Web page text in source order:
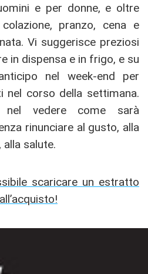
e per donne, e oltre
pranzo, cena e
Vi suggerisce preziosi
in dispensa e in frigo, e su
nel week-end per
nel corso della settimana.
nel vedere come sarà
rinunciare al gusto, alla
salute.
scaricare un estratto